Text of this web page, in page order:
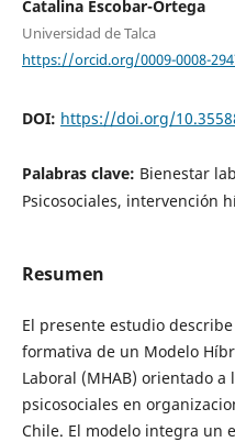
Catalina Escobar-Ortega
Universidad de Talca
https://orcid.org/0009-0008-
DOI: https://doi.org/
Palabras clave: Bienestar
Psicosociales, intervención
Resumen
El presente estudio
formativa de un Modelo
Laboral (MHAB) orientado a
psicosociales en
Chile. El modelo integra un